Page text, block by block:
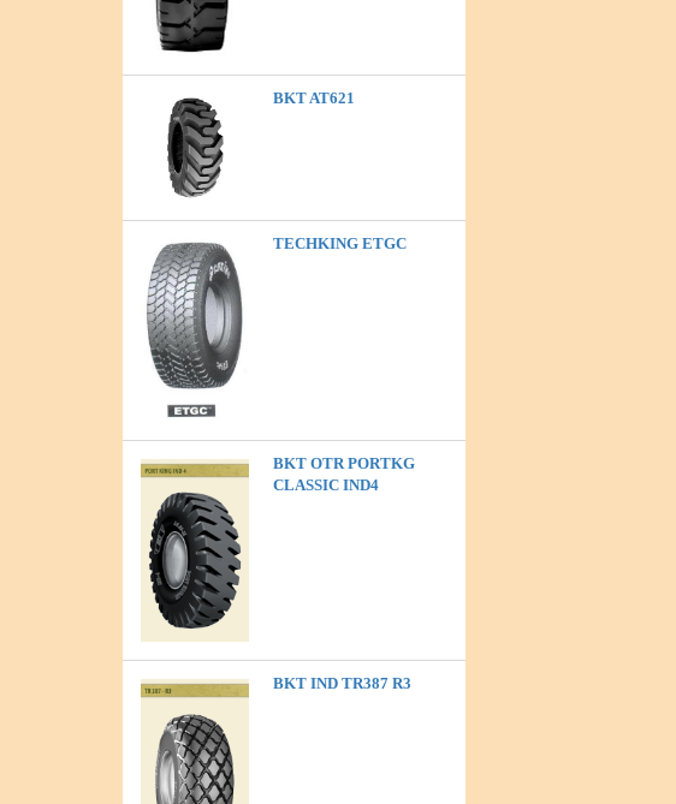
BKT AT621
TECHKING ETGC
BKT OTR PORTKG
CLASSIC IND4
BKT IND TR387 R3